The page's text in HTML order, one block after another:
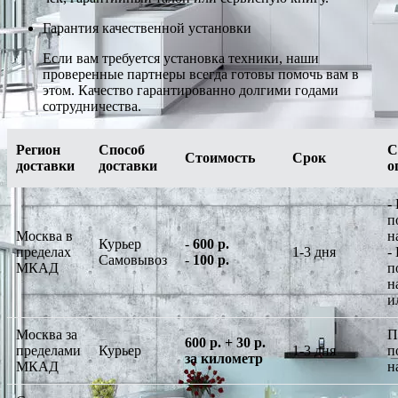
Гарантия качественной установки
Если вам требуется установка техники, наши
проверенные партнеры всегда готовы помочь вам в
этом. Качество гарантированно долгими годами
сотрудничества.
Регион
доставки
Способ
доставки
Стоимость Срок
Москва в
пределах
МКАД
Курьер
Самовывоз
-600 р.
-100 р.
1-3 дня
-
-
Москва за
пределами
МКАД
Курьер
600 р. + 30 р.
за километр
1-3 дня